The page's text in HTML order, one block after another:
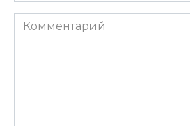
Комментарий